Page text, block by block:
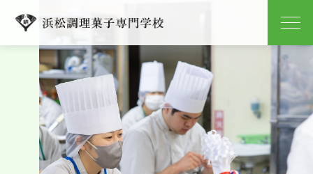
学校紹介
学科紹介
キャンパスライフ